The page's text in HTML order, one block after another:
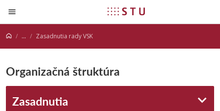
Prejsť na obsah
... Zasadnutia rady VSK
Organizačná štruktúra
Zasadnutia